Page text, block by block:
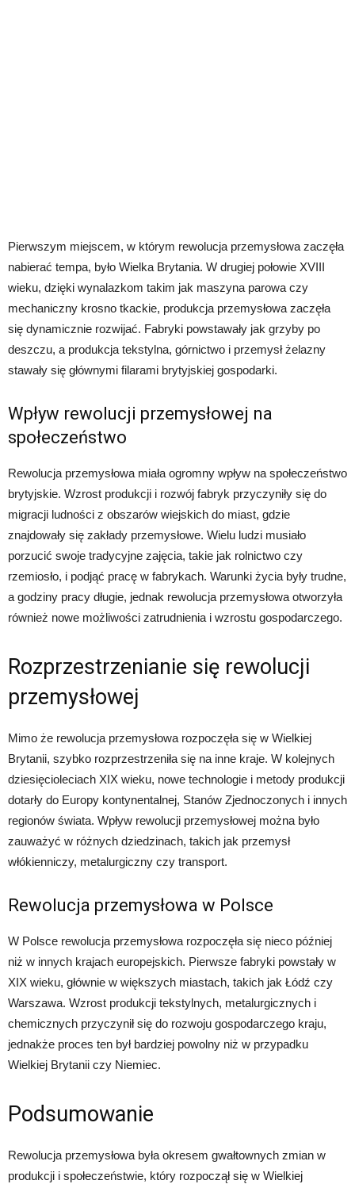
Pierwszym miejscem, w którym rewolucja przemysłowa zaczęła
nabierać tempa, było Wielka Brytania. W drugiej połowie XVIII
wieku, dzięki wynalazkom takim jak maszyna parowa czy
mechaniczny krosno tkackie, produkcja przemysłowa zaczęła
się dynamicznie rozwijać. Fabryki powstawały jak grzyby po
deszczu, a produkcja tekstylna, górnictwo i przemysł żelazny
stawały się głównymi filarami brytyjskiej gospodarki.
Wpływ rewolucji przemysłowej na
społeczeństwo
Rewolucja przemysłowa miała ogromny wpływ na społeczeństwo
brytyjskie. Wzrost produkcji i rozwój fabryk przyczyniły się do
migracji ludności z obszarów wiejskich do miast, gdzie
znajdowały się zakłady przemysłowe. Wielu ludzi musiało
porzucić swoje tradycyjne zajęcia, takie jak rolnictwo czy
rzemiosło, i podjąć pracę w fabrykach. Warunki życia były trudne,
a godziny pracy długie, jednak rewolucja przemysłowa otworzyła
również nowe możliwości zatrudnienia i wzrostu gospodarczego.
Rozprzestrzenianie się rewolucji
przemysłowej
Mimo że rewolucja przemysłowa rozpoczęła się w Wielkiej
Brytanii, szybko rozprzestrzeniła się na inne kraje. W kolejnych
dziesięcioleciach XIX wieku, nowe technologie i metody produkcji
dotarły do Europy kontynentalnej, Stanów Zjednoczonych i innych
regionów świata. Wpływ rewolucji przemysłowej można było
zauważyć w różnych dziedzinach, takich jak przemysł
włókienniczy, metalurgiczny czy transport.
Rewolucja przemysłowa w Polsce
W Polsce rewolucja przemysłowa rozpoczęła się nieco później
niż w innych krajach europejskich. Pierwsze fabryki powstały w
XIX wieku, głównie w większych miastach, takich jak Łódź czy
Warszawa. Wzrost produkcji tekstylnych, metalurgicznych i
chemicznych przyczynił się do rozwoju gospodarczego kraju,
jednakże proces ten był bardziej powolny niż w przypadku
Wielkiej Brytanii czy Niemiec.
Podsumowanie
Rewolucja przemysłowa była okresem gwałtownych zmian w
produkcji i społeczeństwie, który rozpoczął się w Wielkiej